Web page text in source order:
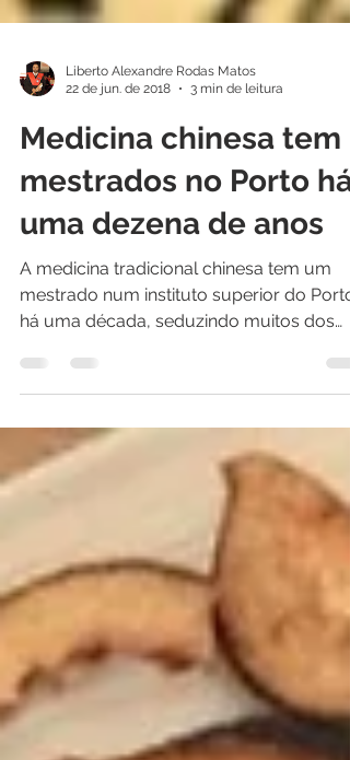
Liberto Alexandre Rodas Matos
22 de jun. de 2018
3 min de leitura
Medicina chinesa tem
mestrados no Porto há
uma dezena de anos
mestrado num instituto superior do Porto
há uma década, seduzindo muitos dos
que o concluíram para...